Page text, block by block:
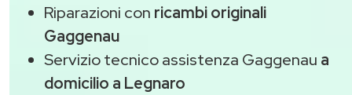
Riparazioni con ricambi originali
Gaggenau
Servizio tecnico assistenza Gaggenau a
domicilio a Legnaro